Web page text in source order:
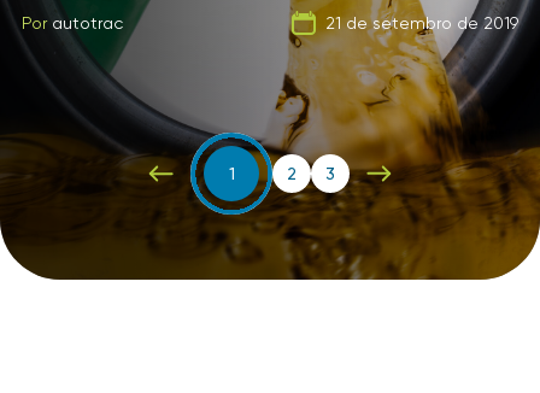
Por autotrac 21 de setembro de 2019
Por autotrac 23 de dezembro de 2014
2 3